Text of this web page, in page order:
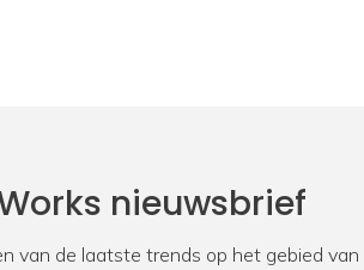
nieuwsbrief
van de laatste trends op het gebied